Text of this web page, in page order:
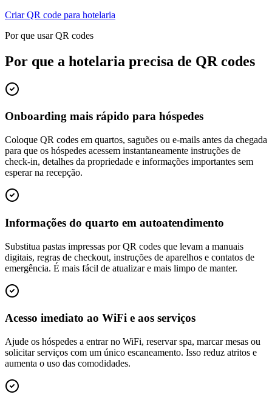
Criar QR code para hotelaria
Por que usar QR codes
Por que a hotelaria precisa de QR codes
Onboarding mais rápido para hóspedes
Coloque QR codes em quartos, saguões ou e-mails antes da chegada
para que os hóspedes acessem instantaneamente instruções de
check-in, detalhes da propriedade e informações importantes sem
esperar na recepção.
Informações do quarto em autoatendimento
Substitua pastas impressas por QR codes que levam a manuais
digitais, regras de checkout, instruções de aparelhos e contatos de
emergência. É mais fácil de atualizar e mais limpo de manter.
Acesso imediato ao WiFi e aos serviços
Ajude os hóspedes a entrar no WiFi, reservar spa, marcar mesas ou
solicitar serviços com um único escaneamento. Isso reduz atritos e
aumenta o uso das comodidades.